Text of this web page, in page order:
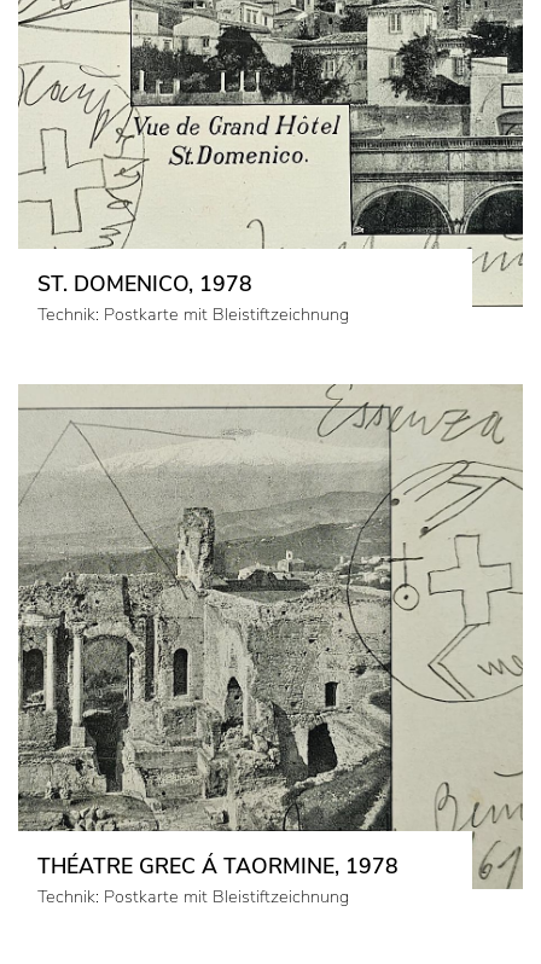
ST. DOMENICO, 1978
Technik: Postkarte mit Bleistiftzeichnung
THÉATRE GREC Á TAORMINE, 1978
Technik: Postkarte mit Bleistiftzeichnung